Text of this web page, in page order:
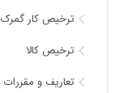
ترخیص کار گمرک
ترخیص کالا
تعاریف و مقررات